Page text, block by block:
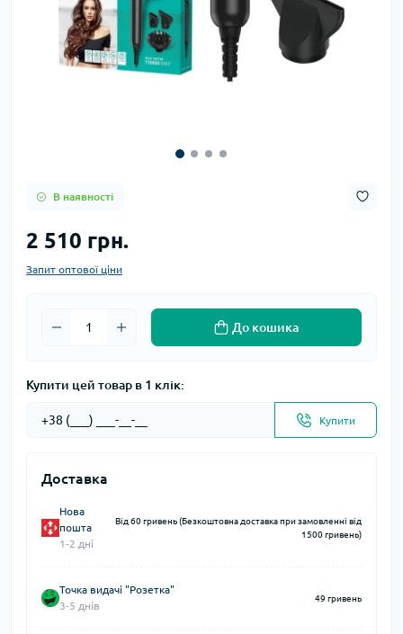
В наявності
2 510 грн.
Запит оптової ціни
До кошика
Купити цей товар в 1 клік:
Купити
Доставка
Нова
пошта
1-2 дні
Від 60 гривень (Безкоштовна доставка при замовленні від
1500 гривень)
Точка видачі "Розетка"
3-5 днів
49 гривень